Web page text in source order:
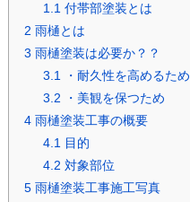
1.1付帯部塗装とは
2 雨樋とは
3 雨樋塗装は必要か？？
3.1・耐久性を高めるため
3.2 ・美観を保つため
4雨樋塗装工事の概要
4.1目的
4.2 対象部位
5雨樋塗装工事施工写真